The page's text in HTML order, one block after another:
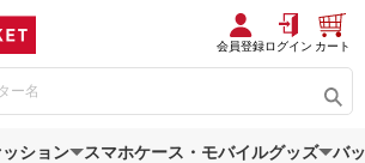
会員登録ログイン カート
ション スマホケース・モバイルグッズ バ